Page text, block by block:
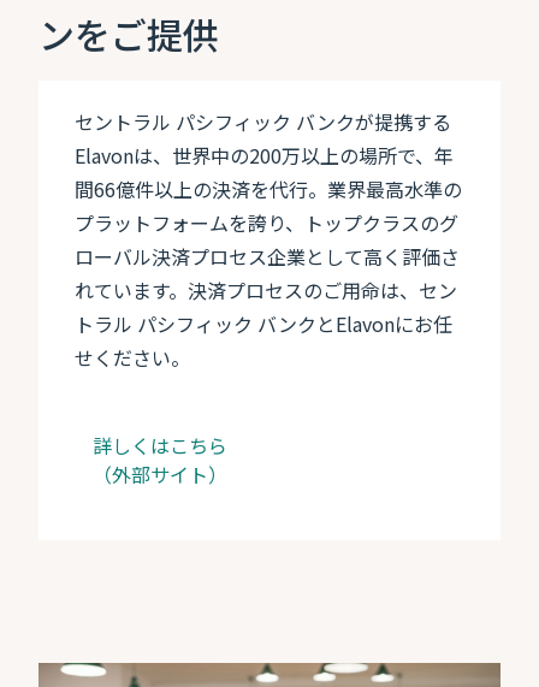
ンをご提供
セントラル パシフィック バンクが提携する
Elavonは、世界中の200万以上の場所で、年
間66億件以上の決済を代行。業界最高水準の
プラットフォームを誇り、トップクラスのグ
ローバル決済プロセス企業として高く評価さ
れています。決済プロセスのご用命は、セン
トラル パシフィック バンクとElavonにお任
せください。
詳しくはこちら
（外部サイト）